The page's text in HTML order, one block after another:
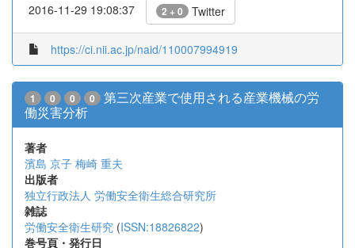
2016-11-29 19:08:37 2 + 0 Twitter
https://ci.nii.ac.jp/naid/110007994919
1 0 0 0
第三次産業で使用される産業機械の労
働災害分析
著者
濱島 京子 梅崎 重夫
出版者
独立行政法人 労働安全衛生総合研究所
雑誌
労働安全衛生研究 (ISSN:18826822)
巻号頁・発行日